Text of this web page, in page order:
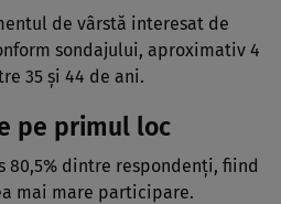
de vârstă interesat de
sondajului, aproximativ 4
35 și 44 de ani.
pe primul loc
80,5% dintre respondenți, fiind
mai mare participare.